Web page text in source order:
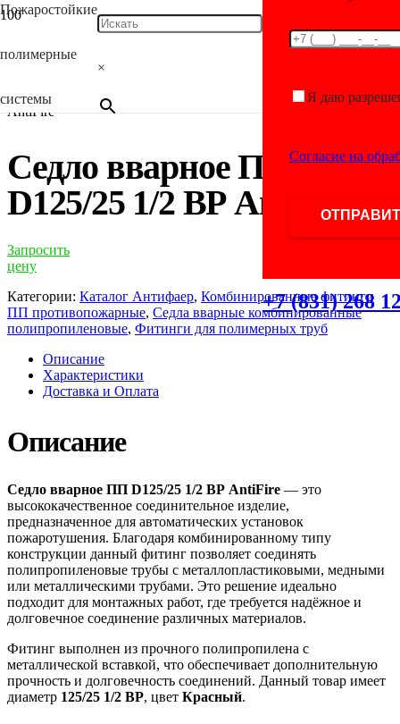
Пожаростойкие
полимерные
системы
×
Я даю
Согласие на
+7 (831) 268
труб/Комбинированные фитинги ПП
полипропиленовые
/ Седло вварное ПП D125/25 1/2 ВР
AntiFire
Седло вварное ПП
D125/25 1/2 ВР AntiFire
Запросить
цену
Категории: Каталог Антифаер, Комбинированные фитинги
ПП противопожарные, Седла вварные комбинированные
полипропиленовые, Фитинги для полимерных труб
Описание
Характеристики
Доставка и Оплата
Описание
Седло вварное ПП D125/25 1/2 ВР AntiFire — это
высококачественное соединительное изделие,
предназначенное для автоматических установок
пожаротушения. Благодаря комбинированному типу
конструкции данный фитинг позволяет соединять
полипропиленовые трубы с металлопластиковыми, медными
или металлическими трубами. Это решение идеально
подходит для монтажных работ, где требуется надёжное и
долговечное соединение различных материалов.
Фитинг выполнен из прочного полипропилена с
металлической вставкой, что обеспечивает дополнительную
прочность и долговечность соединений. Данный товар имеет
диаметр 125/25 1/2 ВР, цвет Красный.